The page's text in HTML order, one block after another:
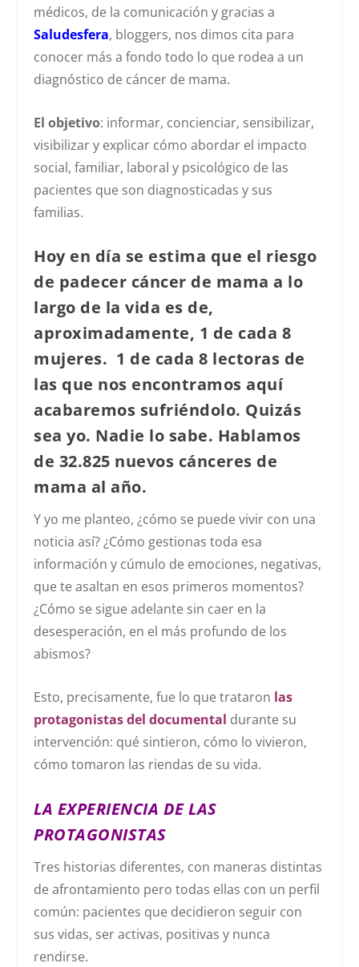
médicos, de la comunicación y gracias a
Saludesfera, bloggers, nos dimos cita para
conocer más a fondo todo lo que rodea a un
diagnóstico de cáncer de mama.
El objetivo: informar, concienciar, sensibilizar,
visibilizar y explicar cómo abordar el impacto
social, familiar, laboral y psicológico de las
pacientes que son diagnosticadas y sus
familias.
Hoy en día se estima que el riesgo
de padecer cáncer de mama a lo
largo de la vida es de,
aproximadamente, 1 de cada 8
mujeres. 1 de cada 8 lectoras de
las que nos encontramos aquí
acabaremos sufriéndolo. Quizás
sea yo. Nadie lo sabe. Hablamos
de 32.825 nuevos cánceres de
mama al año.
Y yo me planteo, ¿cómo se puede vivir con una
noticia así? ¿Cómo gestionas toda esa
información y cúmulo de emociones, negativas,
que te asaltan en esos primeros momentos?
¿Cómo se sigue adelante sin caer en la
desesperación, en el más profundo de los
abismos?
Esto, precisamente, fue lo que trataron las
protagonistas del documental durante su
intervención: qué sintieron, cómo lo vivieron,
cómo tomaron las riendas de su vida.
LA EXPERIENCIA DE LAS
PROTAGONISTAS
Tres historias diferentes, con maneras distintas
de afrontamiento pero todas ellas con un perfil
común: pacientes que decidieron seguir con
sus vidas, ser activas, positivas y nunca
rendirse.